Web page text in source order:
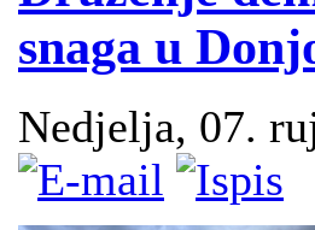
snaga u
Nedjelja, 07.